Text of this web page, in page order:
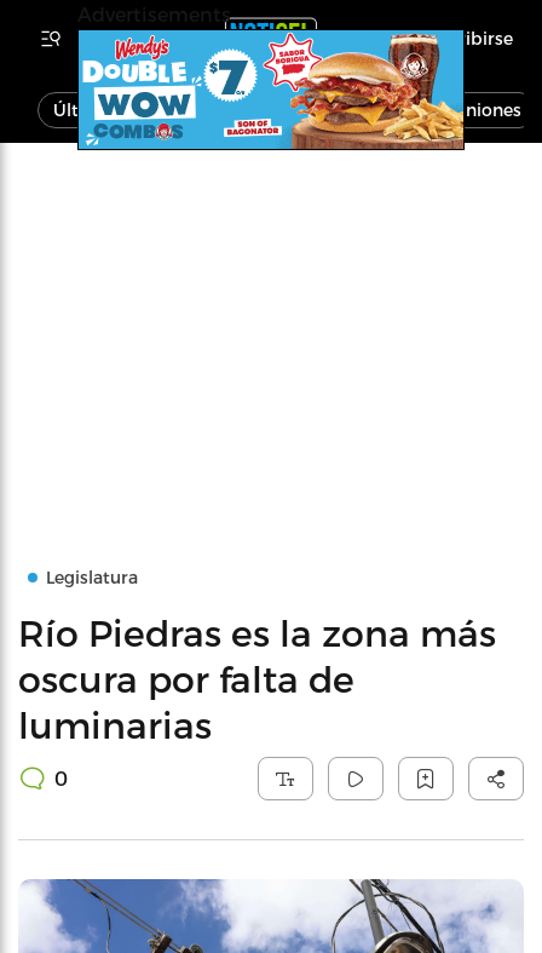
Inscribirse
Última Hora Noticias Economía Opiniones
Legislatura
Río Piedras es la zona más
oscura por falta de
luminarias
0
Advertisements